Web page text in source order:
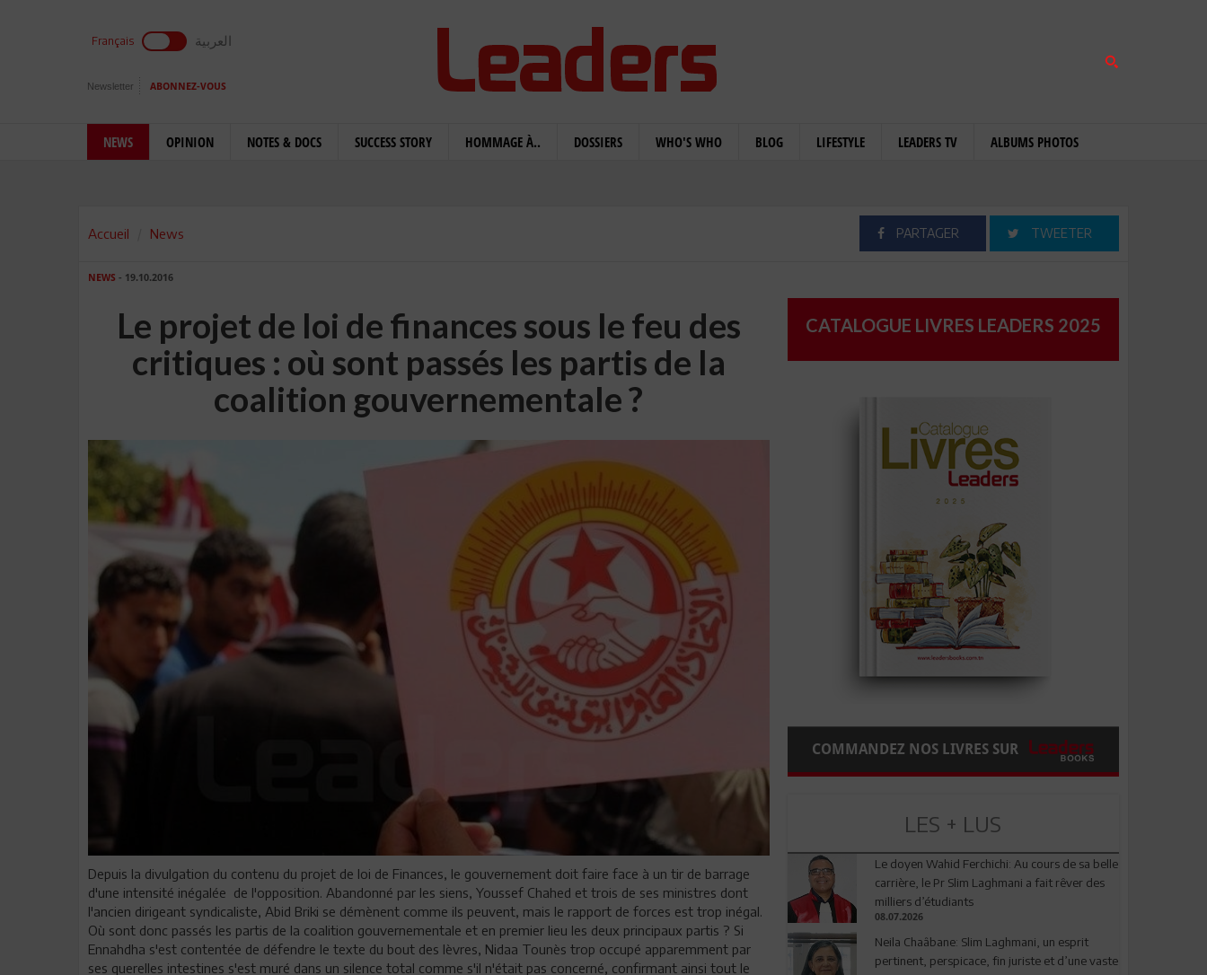
Français العربية
Newsletter ABONNEZ-VOUS
NEWS OPINION NOTES & DOCS SUCCESS STORY HOMMAGE À.. DOSSIERS WHO'S WHO BLOG LIFESTYLE LEADERS TV ALBUMS PHOTOS
Accueil News PARTAGER TWEETER
NEWS - 19.10.2016
Le projet de loi de finances sous le feu des
critiques : où sont passés les partis de la
coalition gouvernementale ?
Depuis la divulgation du contenu du projet de loi de Finances, le gouvernement doit faire face à un tir de barrage
d'une intensité inégalée de l'opposition. Abandonné par les siens, Youssef Chahed et trois de ses ministres dont
l'ancien dirigeant syndicaliste, Abid Briki se démènent comme ils peuvent, mais le rapport de forces est trop inégal.
Où sont donc passés les partis de la coalition gouvernementale et en premier lieu les deux principaux partis ? Si
Ennahdha s'est contentée de défendre le texte du bout des lèvres, Nidaa Tounès trop occupé apparemment par
ses querelles intestines s'est muré dans un silence total comme s'il n'était pas concerné, confirmant ainsi tout le
CATALOGUE LIVRES LEADERS 2025
COMMANDEZ NOS LIVRES SUR
LES + LUS
Le doyen Wahid Ferchichi: Au cours de sa belle
carrière, le Pr Slim Laghmani a fait rêver des
milliers d’étudiants
08.07.2026
Neila Chaâbane: Slim Laghmani, un esprit
pertinent, perspicace, fin juriste et d’une vaste